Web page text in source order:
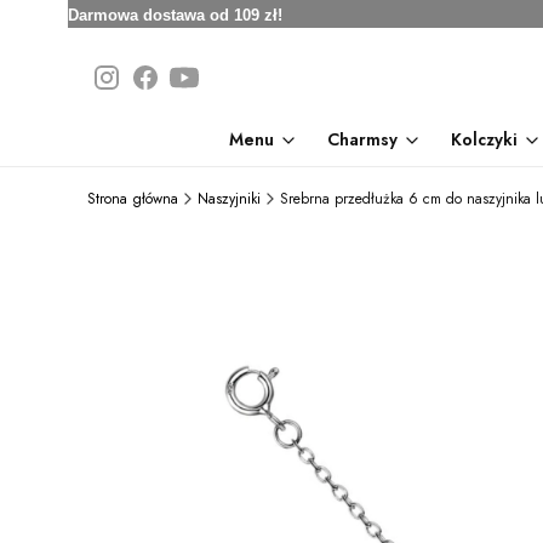
Darmowa dostawa od 109 zł!
Menu Charmsy Kolczyki
Strona główna Naszyjniki Srebrna przedłużka 6 cm do naszyjnika